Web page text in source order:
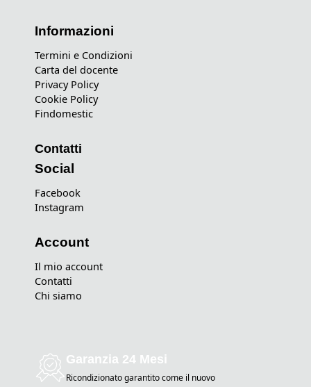
Informazioni
Termini e Condizioni
Carta del docente
Privacy Policy
Cookie Policy
Findomestic
Contatti
Social
Facebook
Instagram
Account
Il mio account
Contatti
Chi siamo
Garanzia 24 Mesi
Ricondizionato garantito come il nuovo